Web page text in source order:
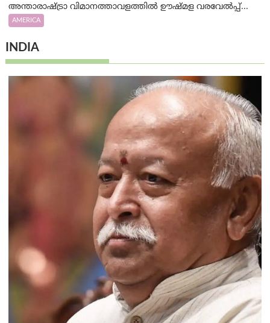
അന്താരാഷ്ട്രാ വിമാനത്താവളത്തിൽ ഊഷ്മള വരവേൽപ്പ്...
AMERICA
INDIA